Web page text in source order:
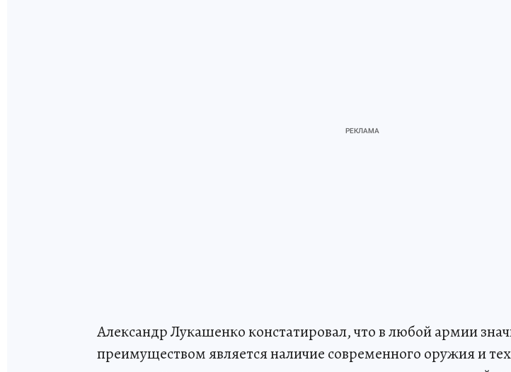
Александр Лукашенко констатировал, что в любой армии
преимуществом является наличие современного оружия и